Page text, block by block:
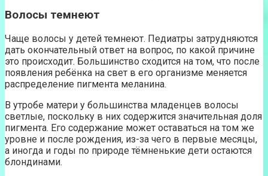
Волосы темнеют
Чаще волосы у детей темнеют. Педиатры затрудняются
дать окончательный ответ на вопрос, по какой причине
это происходит. Большинство сходится на том, что после
появления ребёнка на свет в его организме меняется
распределение пигмента меланина.
В утробе матери у большинства младенцев волосы
светлые, поскольку в них содержится значительная доля
пигмента. Его содержание может оставаться на том же
уровне и после рождения, из-за чего в первые месяцы,
а иногда и годы по природе тёмненькие дети остаются
блондинами.